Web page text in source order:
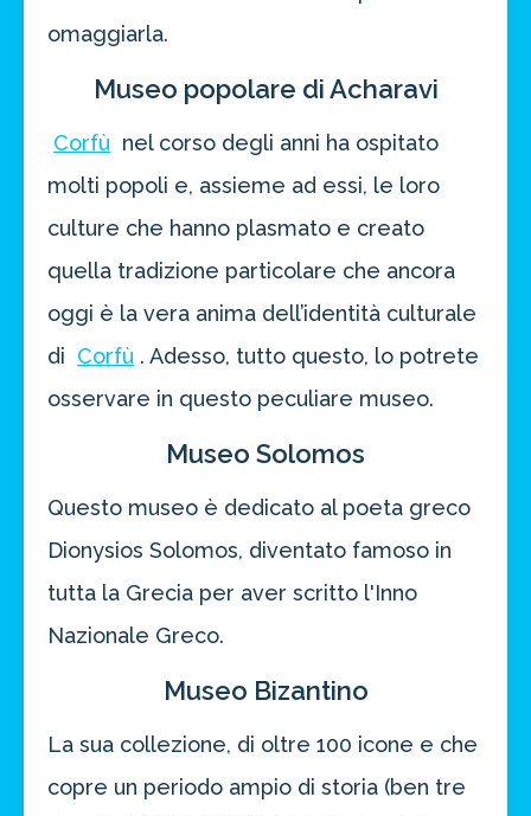
omaggiarla.
Museo popolare di Acharavi
Corfù nel corso degli anni ha ospitato
molti popoli e, assieme ad essi, le loro
culture che hanno plasmato e creato
quella tradizione particolare che ancora
oggi è la vera anima dell’identità culturale
di Corfù . Adesso, tutto questo, lo potrete
osservare in questo peculiare museo.
Museo Solomos
Questo museo è dedicato al poeta greco
Dionysios Solomos, diventato famoso in
tutta la Grecia per aver scritto l'Inno
Nazionale Greco.
Museo Bizantino
La sua collezione, di oltre 100 icone e che
copre un periodo ampio di storia (ben tre